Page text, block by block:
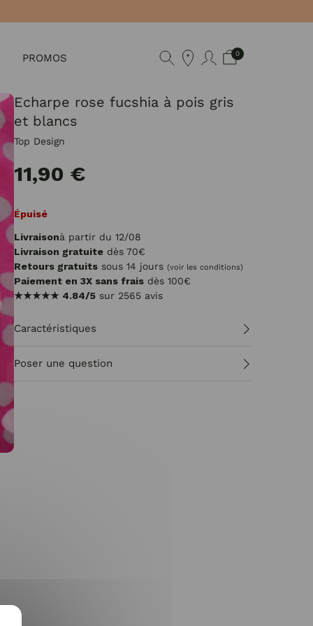
PROMOS 0
Echarpe rose fucshia à pois gris
et blancs
Top Design
11,90 €
Épuisé
Livraisonà partir du 12/08
Livraison gratuite dès 70€
Retours gratuits sous 14 jours (voir les conditions)
Paiement en 3X sans frais dès 100€
★★★★★ 4.84/5 sur 2565 avis
Caractéristiques
Poser une question